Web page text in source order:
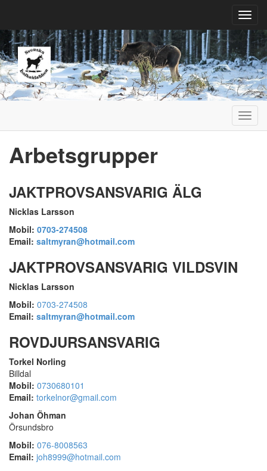
Arbetsgrupper
JAKTPROVSANSVARIG ÄLG
Nicklas Larsson
Mobil: 0703-274508
Email: saltmyran@hotmail.com
JAKTPROVSANSVARIG VILDSVIN
Nicklas Larsson
Mobil: 0703-274508
Email: saltmyran@hotmail.com
ROVDJURSANSVARIG
Torkel Norling
Billdal
Mobil: 0730680101
Email: torkelnor@gmail.com
Johan Öhman
Örsundsbro
Mobil: 076-8008563
Email: joh8999@hotmail.com